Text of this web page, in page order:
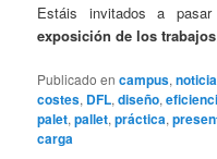
Estáis invitados a
exposición de los trabajos
Publicado en campus,
costes, DFL,diseño,
palet,pallet,práctica,
carga